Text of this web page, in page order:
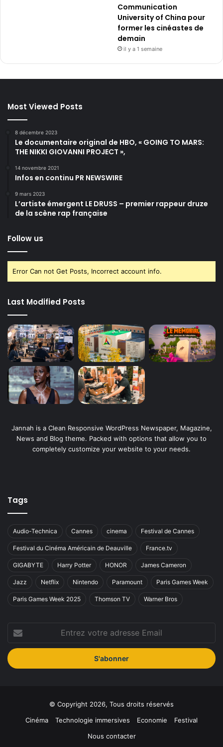
Communication
University of China pour
former les cinéastes de
demain
il y a 1 semaine
Most Viewed Posts
8 décembre 2023
Le documentaire original de HBO, « GOING TO MARS:
THE NIKKI GIOVANNI PROJECT »,
14 novembre 2021
Infos en continu PR NEWSWIRE
9 mars 2023
L’artiste émergent LE DRUSS – premier rappeur druze
de la scène rap française
Follow us
Error Can not Get Posts, Incorrect account info.
Last Modified Posts
Jannah is a Clean Responsive WordPress Newspaper, Magazine,
News and Blog theme. Packed with options that allow you to
completely customize your website to your needs.
Tags
Audio-Technica Cannes cinema Festival de Cannes
Festival du Cinéma Américain de Deauville France.tv
GIGABYTE Harry Potter HONOR James Cameron
Jazz Netflix Nintendo Paramount Paris Games Week
Paris Games Week 2025 Thomson TV Warner Bros
votre
adresse
Email
© Copyright 2026, Tous droits réservés
Cinéma
Technologie immersives Economie
Festival
Nous contacter